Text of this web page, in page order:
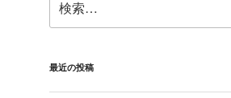
索:
最近の投稿